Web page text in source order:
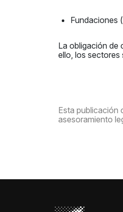
Fundaciones
La obligación de
ello, los sectores
Esta publicación
asesoramiento